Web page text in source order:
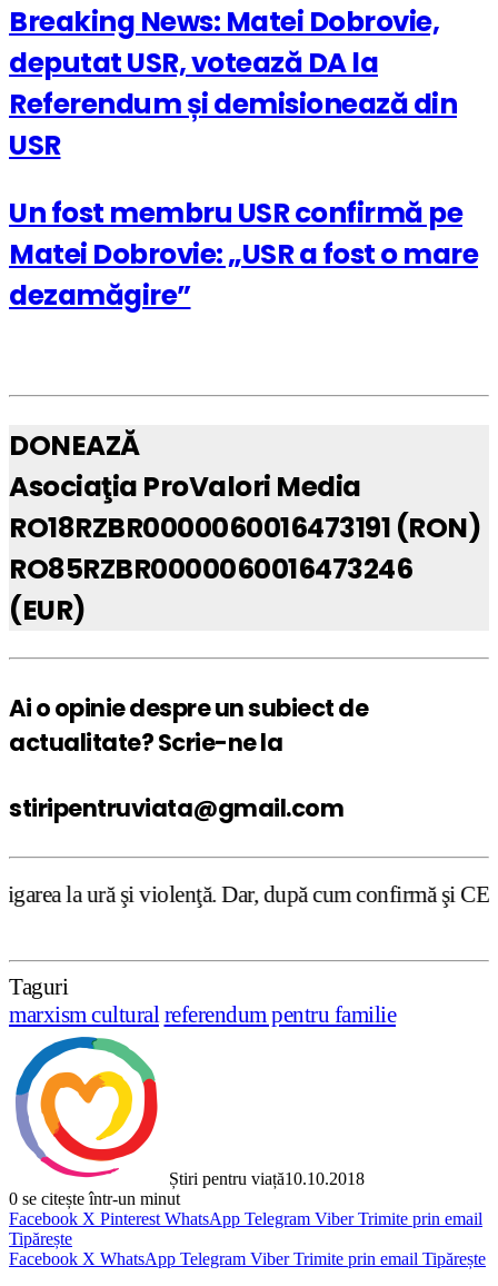
Breaking News: Matei Dobrovie,
deputat USR, votează DA la
Referendum și demisionează din
USR
Un fost membru USR confirmă pe
Matei Dobrovie: „USR a fost o mare
dezamăgire”
DONEAZĂ
Asociaţia ProValori Media
RO18RZBR0000060016473191 (RON)
RO85RZBR0000060016473246
(EUR)
Ai o opinie despre un subiect de
actualitate? Scrie-ne la
stiripentruviata@gmail.com
violenţă. Dar, după cum confirmă şi CEDO în
Taguri
marxism cultural referendum pentru familie
Știri pentru viață10.10.2018
0 se citește într-un minut
Facebook X Pinterest WhatsApp Telegram Viber Trimite prin email
Tipărește
Facebook X WhatsApp Telegram Viber Trimite prin email Tipărește